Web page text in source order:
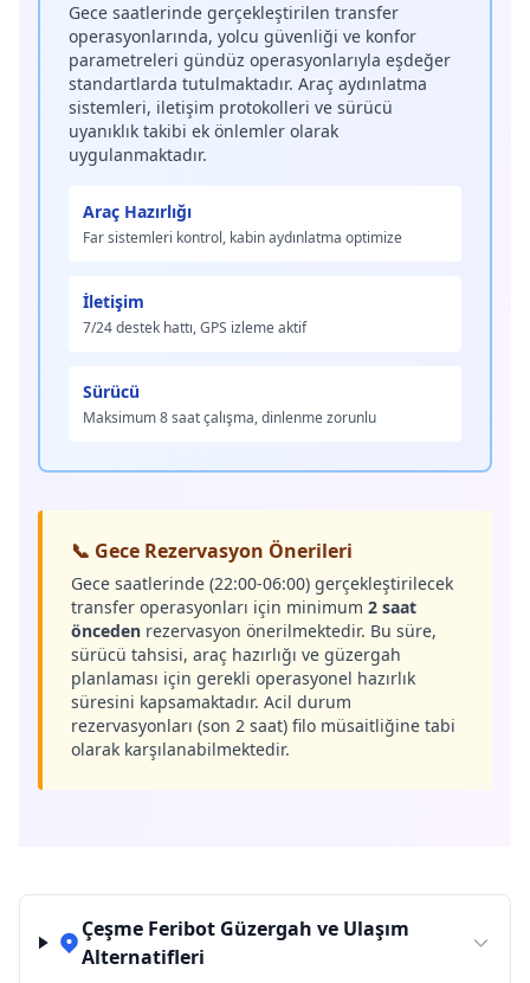
Gece saatlerinde gerçekleştirilen transfer
operasyonlarında, yolcu güvenliği ve konfor
parametreleri gündüz operasyonlarıyla eşdeğer
standartlarda tutulmaktadır. Araç aydınlatma
sistemleri, iletişim protokolleri ve sürücü
uyanıklık takibi ek önlemler olarak
uygulanmaktadır.
Araç Hazırlığı
Far sistemleri kontrol, kabin aydınlatma optimize
İletişim
7/24 destek hattı, GPS izleme aktif
Sürücü
Maksimum 8 saat çalışma, dinlenme zorunlu
📞 Gece Rezervasyon Önerileri
Gece saatlerinde (22:00-06:00) gerçekleştirilecek
transfer operasyonları için minimum 2 saat
önceden rezervasyon önerilmektedir. Bu süre,
sürücü tahsisi, araç hazırlığı ve güzergah
planlaması için gerekli operasyonel hazırlık
süresini kapsamaktadır. Acil durum
rezervasyonları (son 2 saat) filo müsaitliğine tabi
olarak karşılanabilmektedir.
Çeşme Feribot Güzergah ve Ulaşım
Alternatifleri